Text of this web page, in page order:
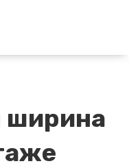
ширина